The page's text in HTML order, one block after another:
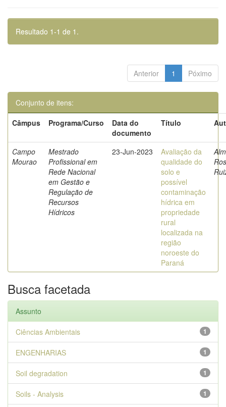
Resultado 1-1 de 1.
Anterior 1 Póximo
Conjunto de itens:
Câmpus
Programa/Curso
Data do
documento
Título
Campo
Mourao
Mestrado
Profissional em
Rede Nacional
em Gestão e
Regulação de
Recursos
Hídricos
23-Jun-2023
Avaliação da
qualidade do
solo e
possível
contaminação
hídrica em
propriedade
rural
localizada na
região
noroeste do
Paraná
Busca facetada
Assunto
1
Ciências Ambientais
1
ENGENHARIAS
1
Soil degradation
1
Soils - Analysis